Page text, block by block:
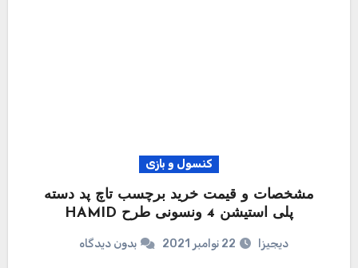
کنسول و بازی
مشخصات و قیمت خرید برچسب تاچ پد دسته
پلی استیشن 4 ونسونی طرح HAMID
دیجیزا 22 نوامبر 2021 بدون دیدگاه